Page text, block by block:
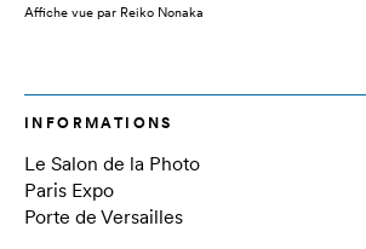
Affiche vue par Reiko Nonaka
INFORMATIONS
Le Salon de la Photo
Paris Expo
Porte de Versailles